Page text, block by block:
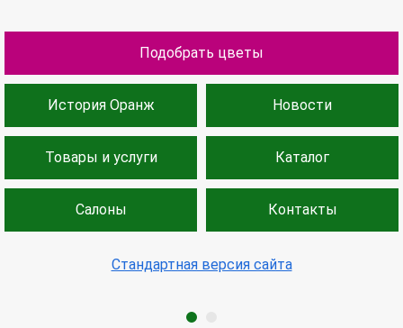
Подобрать цветы
История Оранж Новости
Товары и услуги Каталог
Салоны Контакты
Стандартная версия сайта